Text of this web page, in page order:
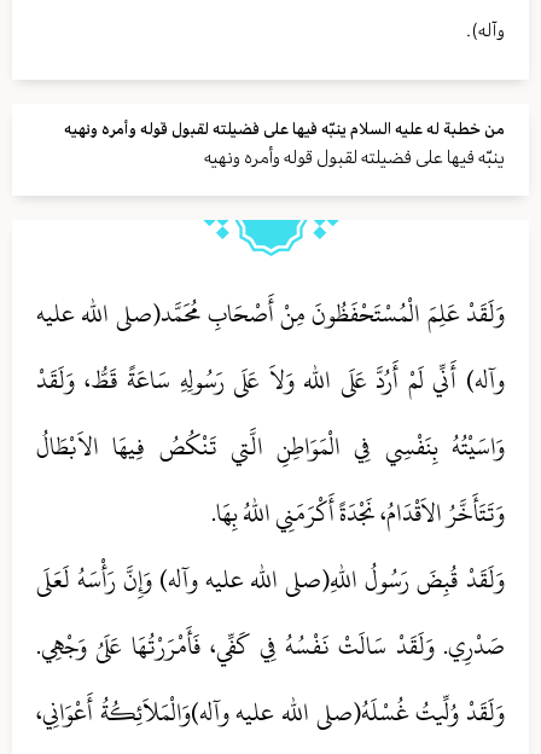
وآله).
من خطبة له عليه السلام ينبّه فيها على فضيلته لقبول قوله وأمره ونهيه
ينبّه فيها على فضيلته لقبول قوله وأمره ونهيه
وَلَقَدْ عَلِمَ الْمُسْتَحْفَظُونَ مِنْ أَصْحَابِ مُحَمَّد(صلى الله عليه
وآله) أَنِّي لَمْ أَرُدَّ عَلَى الله وَلاَ عَلَى رَسُولِهِ سَاعَةً قَطُّ، وَلَقَدْ
وَاسَيْتُهُ بِنَفْسِي فِي الْمَوَاطِنِ الَّتي تَنْكُصُ فِيهَا الاَبْطَالُ
وَتَتَأَخَّرُ الاَقْدَامُ، نَجْدَةً أَكْرَمَنِي اللهُ بِهَا.
وَلَقَدْ قُبِضَ رَسُولُ اللهِ(صلى الله عليه وآله) وَإِنَّ رَأْسَهُ لَعَلَى
صَدْرِي. وَلَقَدْ سَالَتْ نَفْسُهُ فِي كَفِّي، فَأَمْرَرْتُهَا عَلَىُ وَجْهِي.
وَلَقَدْ وُلِّيتُ غُسْلَهُ(صلى الله عليه وآله)وَالْمَلاَئِكُةُ أَعْوَانِي،